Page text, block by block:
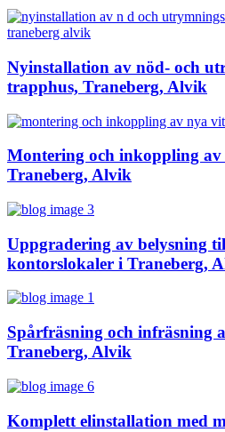
Nyinstallation av nöd- och
trapphus, Traneberg, Alvik
Montering och inkoppling
Traneberg, Alvik
Uppgradering av belysning
kontorslokaler i Traneberg,
Spårfräsning och infräsning
Traneberg, Alvik
Komplett elinstallation med